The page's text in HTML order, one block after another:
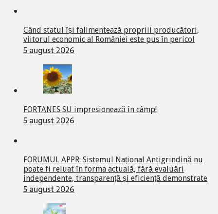
Când statul își falimentează propriii producători,
viitorul economic al României este pus în pericol
5 august 2026
FORTANES SU impresionează în câmp!
5 august 2026
FORUMUL APPR: Sistemul Național Antigrindină nu
poate fi reluat în forma actuală, fără evaluări
independente, transparență și eficiență demonstrate
5 august 2026